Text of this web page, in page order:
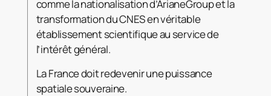
comme la nationalisation d’ArianeGroup et la
transformation du CNES en véritable
établissement scientifique au service de
l’intérêt général.
La France doit redevenir une puissance
spatiale souveraine.